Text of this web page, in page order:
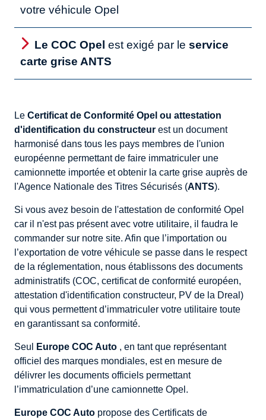
votre véhicule Opel
Le COC Opel est exigé par le service
carte grise ANTS
Le Certificat de Conformité Opel ou attestation
d'identification du constructeur est un document
harmonisé dans tous les pays membres de l'union
européenne permettant de faire immatriculer une
camionnette importée et obtenir la carte grise auprès de
l'Agence Nationale des Titres Sécurisés (ANTS).
Si vous avez besoin de l'attestation de conformité Opel
car il n'est pas présent avec votre utilitaire, il faudra le
commander sur notre site. Afin que l’importation ou
l’exportation de votre véhicule se passe dans le respect
de la réglementation, nous établissons des documents
administratifs (COC, certificat de conformité européen,
attestation d'identification constructeur, PV de la Dreal)
qui vous permettent d’immatriculer votre utilitaire toute
en garantissant sa conformité.
Seul Europe COC Auto, en tant que représentant
officiel des marques mondiales, est en mesure de
délivrer les documents officiels permettant
l’immatriculation d’une camionnette Opel.
Europe COC Autopropose des Certificats de